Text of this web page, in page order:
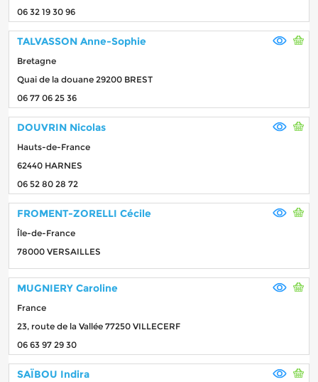
06 32 19 30 96
TALVASSON Anne-Sophie
Bretagne
Quai de la douane 29200 BREST
06 77 06 25 36
DOUVRIN Nicolas
Hauts-de-France
62440 HARNES
06 52 80 28 72
FROMENT-ZORELLI Cécile
Île-de-France
78000 VERSAILLES
MUGNIERY Caroline
France
23, route de la Vallée 77250 VILLECERF
06 63 97 29 30
SAÏBOU Indira